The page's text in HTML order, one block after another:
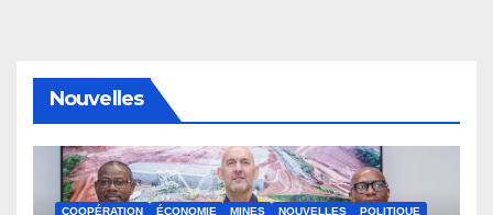
Nouvelles
COOPÉRATION ÉCONOMIE MINES NOUVELLES
POLITIQUE